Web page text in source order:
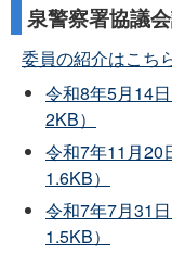
泉警察署協議
委員の紹介はこち
令和8年5月14
2KB）
令和7年11月20
1.6KB）
令和7年7月31
1.5KB）